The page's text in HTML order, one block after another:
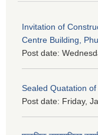
Invitation of
Centre Building,
Post date:
Sealed Quatation
Post date: Friday,